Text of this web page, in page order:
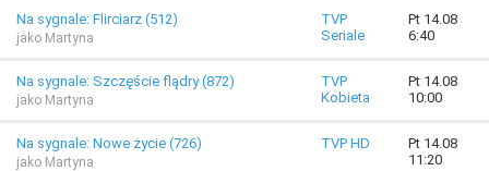
Na sygnale: Flirciarz (512)
jako Martyna
TVP
Seriale
Pt 14.08
6:40
Na sygnale: Szczęście flądry (872)
jako Martyna
TVP
Kobieta
Pt 14.08
10:00
Na sygnale: Nowe życie (726)
jako Martyna
TVP HD
Pt 14.08
11:20